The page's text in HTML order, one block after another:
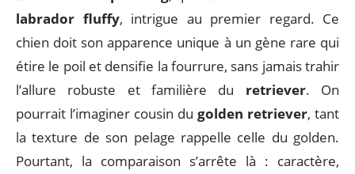
labrador fluffy, intrigue au premier regard. Ce
chien doit son apparence unique à un gène rare qui
étire le poil et densifie la fourrure, sans jamais trahir
l’allure robuste et familière du retriever. On
pourrait l’imaginer cousin du golden retriever, tant
la texture de son pelage rappelle celle du golden.
Pourtant, la comparaison s’arrête là : caractère,